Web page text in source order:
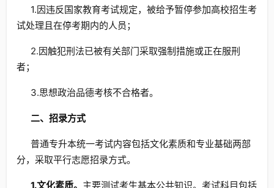
1.因违反国家教育考试规定，被给予暂停参加高校招生考
试处理且在停考期内的人员；
2.因触犯刑法已被有关部门采取强制措施或正在服刑
者；
3.思想政治品德考核不合格者。
二、招录方式
普通专升本统一考试内容包括文化素质和专业基础两部
分，采取平行志愿招录方式。
1.文化素质。 主要测试考生基本公共知识。考试科目包括